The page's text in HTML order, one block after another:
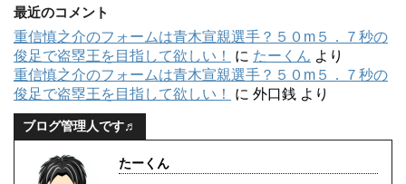
最近のコメント
重信慎之介のフォームは青木宣親選手？５０m５．７秒の
俊足で盗塁王を目指して欲しい！
に たーくん より
重信慎之介のフォームは青木宣親選手？５０m５．７秒の
俊足で盗塁王を目指して欲しい！
に 外口銭 より
ブログ管理人です♬
たーくん